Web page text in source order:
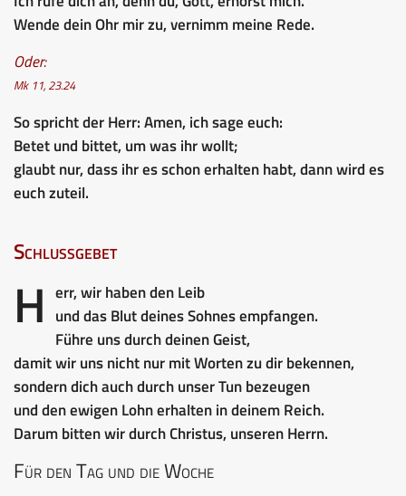
Wende dein Ohr mir zu, vernimm meine Rede.
Oder:
Mk 11, 23.24
So spricht der Herr: Amen, ich sage euch:
Betet und bittet, um was ihr wollt;
glaubt nur, dass ihr es schon erhalten habt, dann wird es
euch zuteil.
Schlussgebet
H err, wir haben den Leib
und das Blut deines Sohnes empfangen.
Führe uns durch deinen Geist,
damit wir uns nicht nur mit Worten zu dir bekennen,
sondern dich auch durch unser Tun bezeugen
und den ewigen Lohn erhalten in deinem Reich.
Darum bitten wir durch Christus, unseren Herrn.
Für den Tag und die Woche